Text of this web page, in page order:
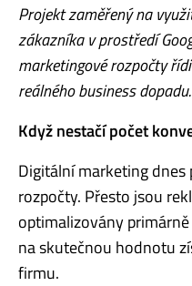
Projekt zaměřený na
zákazníka v prostředí
marketingovérozpočty
reálného business dopadu.
Kdyžnestačí počet
Digitální marketing
rozpočty. Přesto jsou
optimalizovány
na skutečnou hodnotu
firmu.